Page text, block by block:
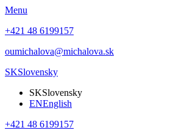
Menu
+421 48 6199157
oumichalova@michalova.sk
SKSlovensky
SKSlovensky
ENEnglish
+421 48 6199157